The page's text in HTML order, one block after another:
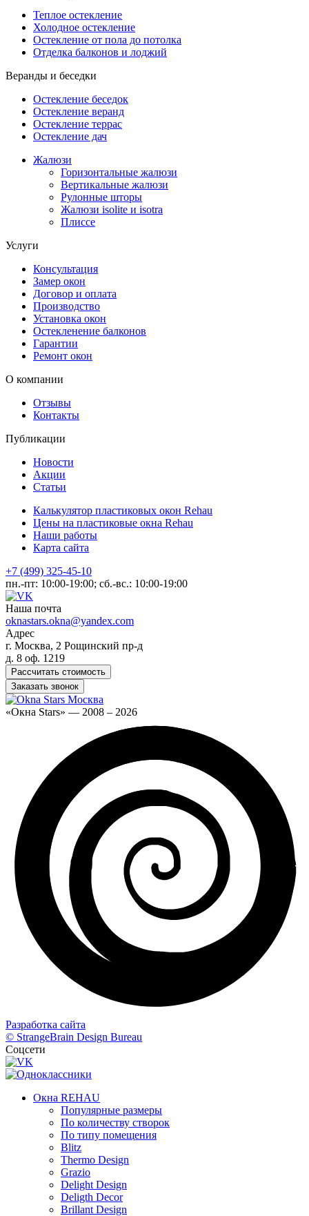
Теплое остекление
Холодное остекление
Остекление от пола до потолка
Отделка балконов и лоджий
Веранды и беседки
Остекление беседок
Остекление веранд
Остекление террас
Остекление дач
Жалюзи
Горизонтальные жалюзи
Вертикальные жалюзи
Рулонные шторы
Жалюзи isolite и isotra
Плиссе
Услуги
Консультация
Замер окон
Договор и оплата
Производство
Установка окон
Остекленение балконов
Гарантии
Ремонт окон
О компании
Отзывы
Контакты
Публикации
Новости
Акции
Статьи
Калькулятор пластиковых окон Rehau
Цены на пластиковые окна Rehau
Наши работы
Карта сайта
+7 (499) 325-45-10
пн.-пт: 10:00-19:00; сб.-вс.: 10:00-19:00
Наша почта
oknastars.okna@yandex.com
Адрес
г. Москва, 2 Рощинский пр-д
д. 8 оф. 1219
Рассчитать стоимость
Заказать звонок
«Окна Stars» — 2008 – 2026
Разработка сайта
© StrangeBrain Design Bureau
Соцсети
Окна REHAU
Популярные размеры
По количеству створок
По типу помещения
Blitz
Thermo Design
Grazio
Delight Design
Deligth Decor
Brillant Design